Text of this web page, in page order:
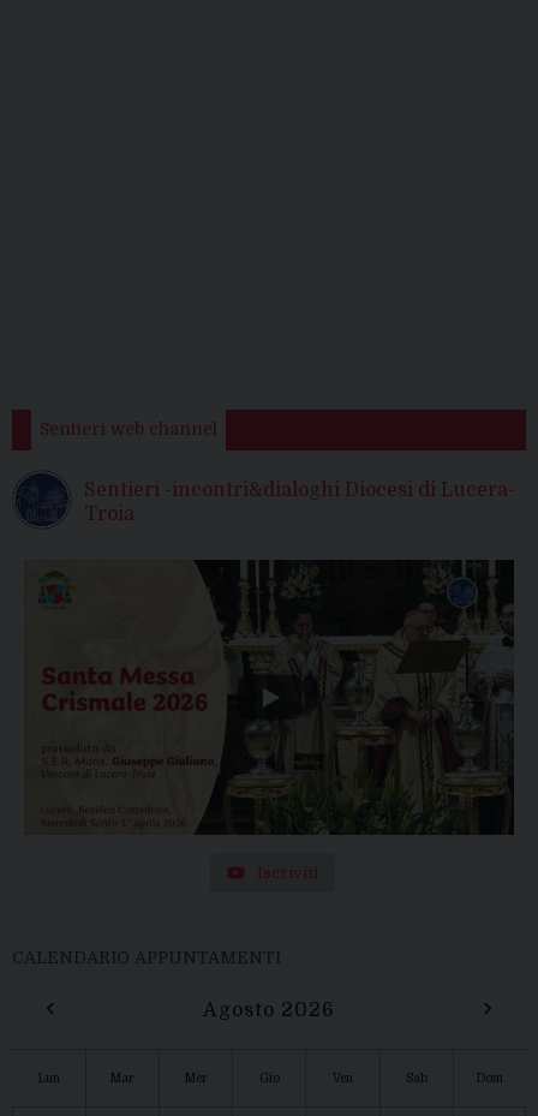
Sentieri web channel
Sentieri -incontri&dialoghi Diocesi di Lucera-
Troia
Iscriviti
CALENDARIO APPUNTAMENTI
‹ Agosto 2026 ›
Lun Mar Mer Gio Ven Sab Dom